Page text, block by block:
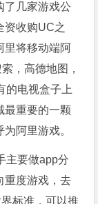
了几家游戏公
资收购UC之
里将移动端阿
，高德地图，
的电视盒子上
最重要的一颗
阿里游戏。
主要做app分
重度游戏，去
标准，可以推